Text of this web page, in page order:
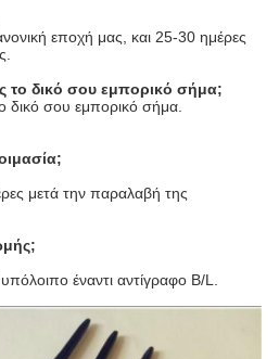
εποχή μας, και 25-30 ημέρες
το δικό σου εμπορικό σήμα;
δικό σου εμπορικό σήμα.
μετά την παραλαβή της
έναντι αντίγραφο B/L.